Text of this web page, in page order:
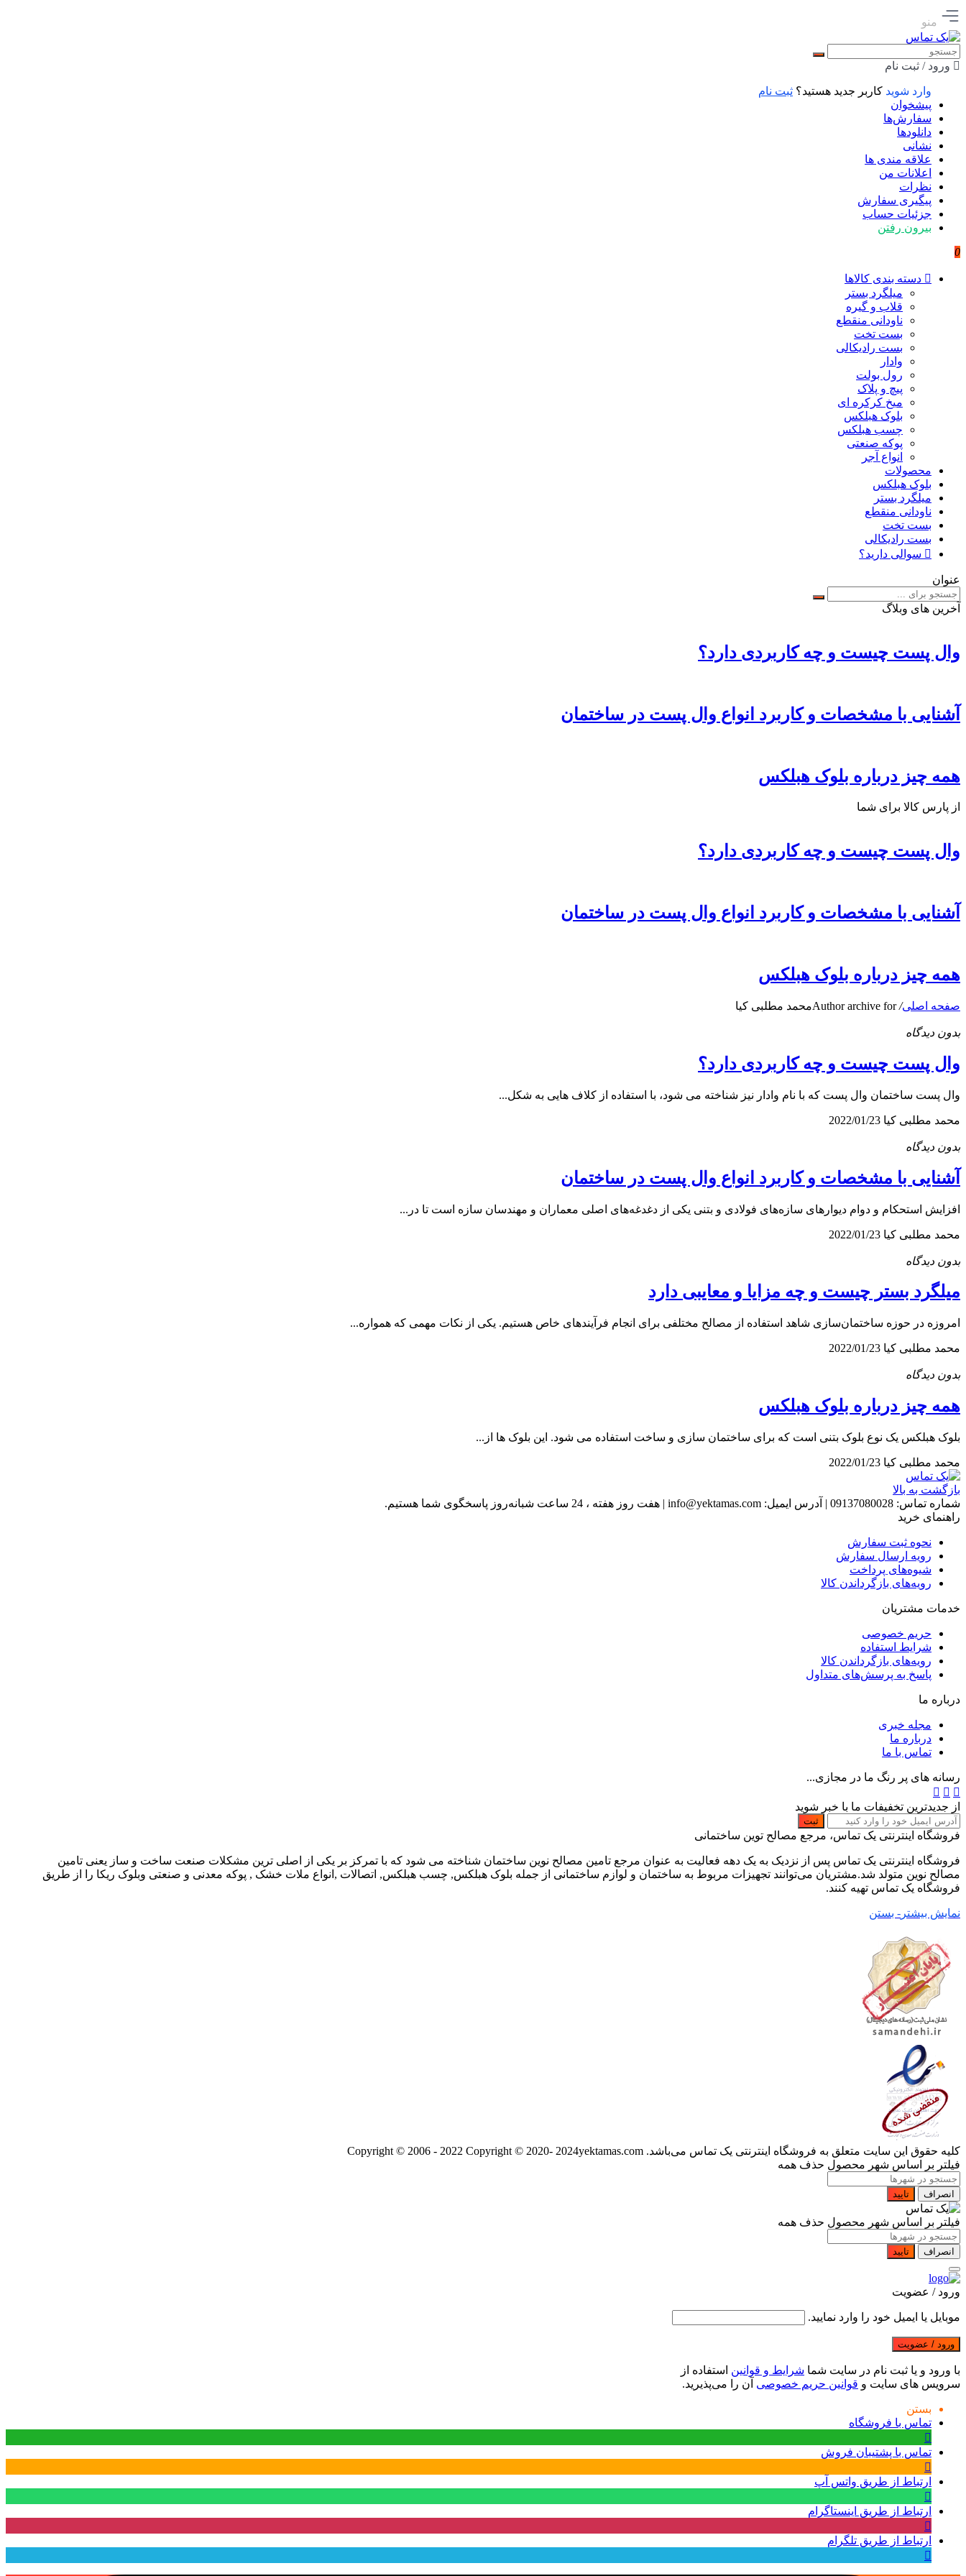
منو
ورود / ثبت نام
وارد شوید کاربر جدید هستید؟ ثبت نام
پیشخوان
سفارش‌ها
دانلودها
نشانی
علاقه مندی ها
اعلانات من
نظرات
پیگیری سفارش
جزئیات حساب
بیرون رفتن
0
دسته بندی کالاها
میلگرد بستر
قلاب و گیره
ناودانی منقطع
بست تخت
بست رادیکالی
وادار
رول بولت
پیچ و پلاک
میخ کرکره ای
بلوک هبلکس
چسب هبلکس
پوکه صنعتی
انواع آجر
محصولات
بلوک هبلکس
میلگرد بستر
ناودانی منقطع
بست تخت
بست رادیکالی
سوالی دارید؟
عنوان
آخرین های وبلاگ
وال پست چیست و چه کاربردی دارد؟
آشنایی با مشخصات و کاربرد انواع وال پست در ساختمان
همه چیز درباره بلوک هبلکس
از پارس کالا برای شما
وال پست چیست و چه کاربردی دارد؟
آشنایی با مشخصات و کاربرد انواع وال پست در ساختمان
همه چیز درباره بلوک هبلکس
صفحه اصلی/
Author archive for محمد مطلبی کیا
بدون دیدگاه
وال پست چیست و چه کاربردی دارد؟
وال پست ساختمان وال پست که با نام وادار نیز شناخته می‌ شود، با استفاده از کلاف‌ هایی به شکل...
محمد مطلبی کیا 2022/01/23
بدون دیدگاه
آشنایی با مشخصات و کاربرد انواع وال پست در ساختمان
افزایش استحکام و دوام دیوارهای سازه‌های فولادی و بتنی یکی از دغدغه‌های اصلی معماران و مهندسان سازه است تا در...
محمد مطلبی کیا 2022/01/23
بدون دیدگاه
میلگرد بستر چیست و چه مزایا و معایبی دارد
امروزه در حوزه ساختمان‌سازی شاهد استفاده از مصالح مختلفی برای انجام فرآیندهای خاص هستیم. یکی از نکات مهمی که همواره...
محمد مطلبی کیا 2022/01/23
بدون دیدگاه
همه چیز درباره بلوک هبلکس
بلوک هبلکس یک نوع بلوک بتنی است که برای ساختمان سازی و ساخت استفاده می شود. این بلوک ها از...
محمد مطلبی کیا 2022/01/23
بازگشت به بالا
شماره تماس: 09137080028
| آدرس ایمیل: info@yektamas.com
| هفت روز هفته ، 24 ساعت شبانه‌روز پاسخگوی شما هستیم.
راهنمای خرید
نحوه ثبت سفارش
رویه ارسال سفارش
شیوه‌های پرداخت
رویه‌های بازگرداندن کالا
خدمات مشتریان
حریم خصوصی
شرایط استفاده
رویه‌های بازگرداندن کالا
پاسخ به پرسش‌های متداول
درباره ما
مجله خبری
درباره ما
تماس با ما
رسانه های پر رنگ ما در مجازی...
از جدیدترین تخفیفات ما با خبر شوید
ثبت
فروشگاه اینترنتی یک تماس، مرجع مصالح توین ساختمانی
فروشگاه اینترنتی یک تماس پس از نزدیک به یک دهه فعالیت به عنوان مرجع تامین مصالح نوین ساختمان شناخته می شود که با تمرکز بر یکی از اصلی ترین مشکلات صنعت ساخت و ساز یعنی تامین
مصالح نوین متولد شد.مشتریان می‌توانند تجهیزات مربوط به ساختمان و لوازم ساختمانی از جمله بلوک هبلکس, چسب هبلکس, اتصالات ,انواع ملات خشک , پوکه معدنی و صنعتی وبلوک ریکا را از طریق
فروشگاه یک تماس تهیه کنند.
نمایش بیشتر - بستن
کلیه حقوق این سایت متعلق به فروشگاه اینترنتی یک تماس می‌باشد. Copyright © 2006 - 2022 Copyright © 2020- 2024yektamas.com
فیلتر بر اساس شهر محصول حذف همه
انصراف تایید
فیلتر بر اساس شهر محصول حذف همه
انصراف تایید
ورود / عضویت
موبایل یا ایمیل خود را وارد نمایید.
ورود / عضویت
با ورود و یا ثبت نام در سایت شما شرایط و قوانین استفاده از
سرویس های سایت و قوانین حریم خصوصی آن را می‌پذیرید.
بستن
تماس با فروشگاه
تماس با پشتیبان فروش
ارتباط از طریق واتس آپ
ارتباط از طریق اینستاگرام
ارتباط از طریق تلگرام